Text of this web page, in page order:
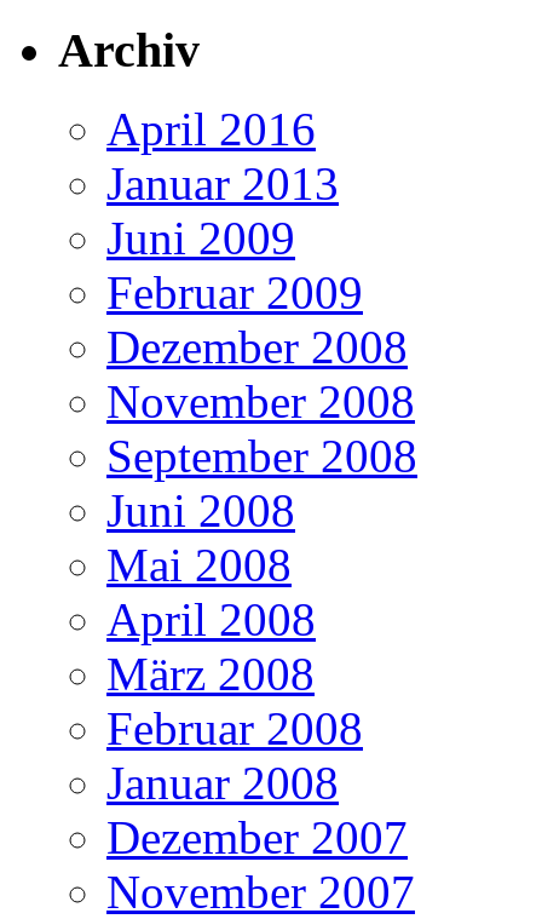
Archiv
April 2016
Januar 2013
Juni 2009
Februar 2009
Dezember 2008
November 2008
September 2008
Juni 2008
Mai 2008
April 2008
März 2008
Februar 2008
Januar 2008
Dezember 2007
November 2007